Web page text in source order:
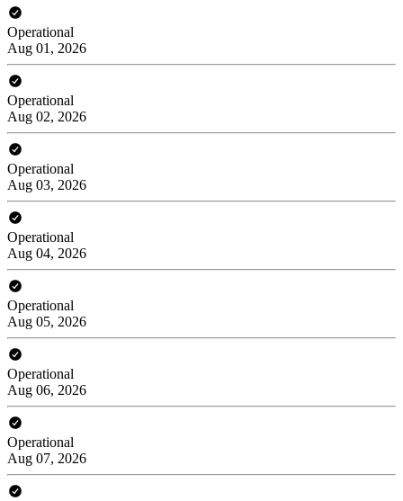
Operational
Aug 01, 2026
Operational
Aug 02, 2026
Operational
Aug 03, 2026
Operational
Aug 04, 2026
Operational
Aug 05, 2026
Operational
Aug 06, 2026
Operational
Aug 07, 2026